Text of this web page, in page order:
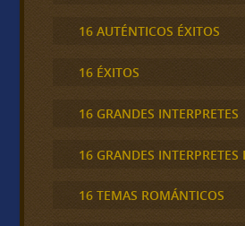
16 AUTÉNTICOS ÉXITOS
16 ÉXITOS
16 GRANDES INTERPRETES
16 GRANDES INTERPRETES
16 TEMAS ROMÁNTICOS